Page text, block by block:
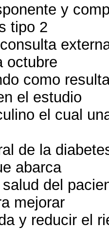
y
tipo 2
octubre
como
el estudio
el cual
de la
abarca
del
mejorar
y reducir el